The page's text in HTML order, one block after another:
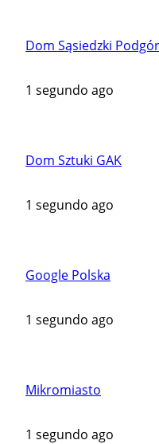
Dom Sąsiedzki
1 segundo ago
Dom Sztuki GAK
1 segundo ago
Google Polska
1 segundo ago
Mikromiasto
1 segundo ago